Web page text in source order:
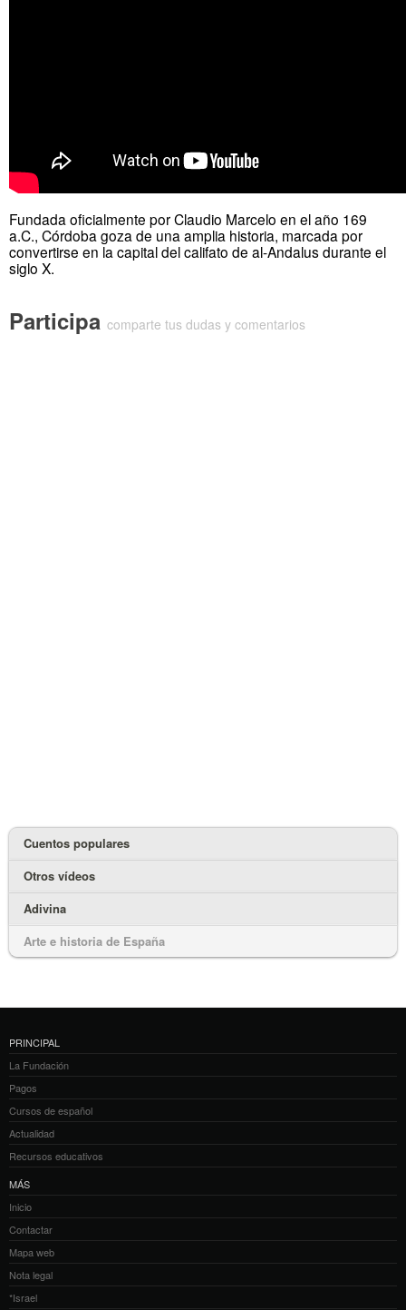
Fundada oficialmente por Claudio Marcelo en el año 169
a.C., Córdoba goza de una amplia historia, marcada por
convertirse en la capital del califato de al-Andalus durante el
siglo X.
Participa comparte tus dudas y comentarios
Cuentos populares
Otros vídeos
Adivina
Arte e historia de España
PRINCIPAL
La Fundación
Pagos
Cursos de español
Actualidad
Recursos educativos
MÁS
Inicio
Contactar
Mapa web
Nota legal
*Israel